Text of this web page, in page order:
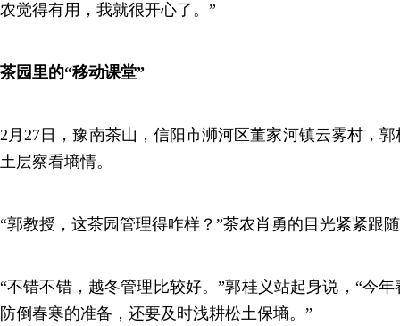
农觉得有用，我就很开心了。”
茶园里的“移动课堂”
2月27日，豫南茶山，信阳市浉河区董家河镇云雾村，
土层察看墒情。
“郭教授，这茶园管理得咋样？”茶农肖勇的目光紧紧跟
“不错不错，越冬管理比较好。”郭桂义站起身说，“今
防倒春寒的准备，还要及时浅耕松土保墒。”